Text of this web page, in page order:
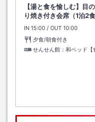
【湯と食を愉しむ】目
り焼き付き会席（1泊2食
IN チェックイン
15:00 / OUT チェックアウ
10:00
夕食/朝食付き
せんせん館：和ベッド【